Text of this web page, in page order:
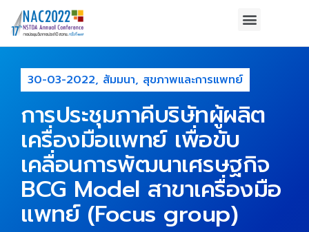
30-03-2022, สัมมนา, สุขภาพและการแพทย์
การประชุมภาคีบริษัทผู้ผลิต
เครื่องมือแพทย์ เพื่อขับ
เคลื่อนการพัฒนาเศรษฐกิจ
BCG Model สาขาเครื่องมือ
แพทย์ (Focus group)